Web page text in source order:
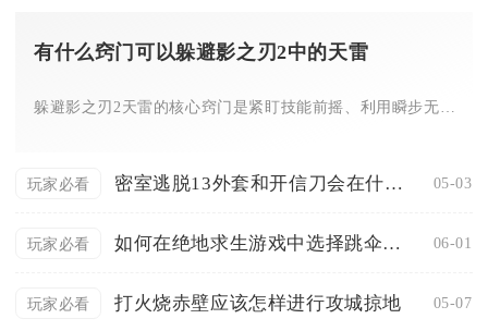
有什么窍门可以躲避影之刃2中的天雷
玩家必看 密室逃脱13外套和开信刀会在什么地方 05-03
玩家必看 如何在绝地求生游戏中选择跳伞区域 06-01
玩家必看 打火烧赤壁应该怎样进行攻城掠地 05-07